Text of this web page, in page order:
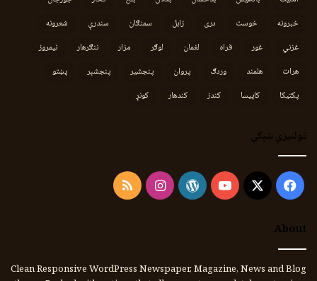
خبرونه
خوست دری زابل سمنګان سندرې
شعرونه
غزني
غور فراه لغمان لوګر مزار ننګرهار
نیمروز
هرات
هلمند وردګ پروان پنجشیر پنجشېر
پښتو
پکتیکا
کاپیسا کندز کندهار کونړ
ټولنیزې شبکې
Facebook
X
YouTube
WordPress
Instagram
RSS
About
Clean Responsive WordPress Newspaper, Magazine, News and Blog